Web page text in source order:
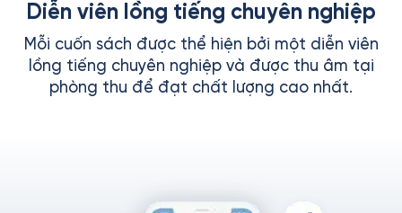
Diễn viên lồng tiếng chuyên nghiệp
Mỗi cuốn sách được thể hiện bởi một diễn viên
lồng tiếng chuyên nghiệp và được thu âm tại
phòng thu để đạt chất lượng cao nhất.